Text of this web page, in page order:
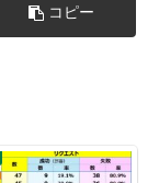
コピー